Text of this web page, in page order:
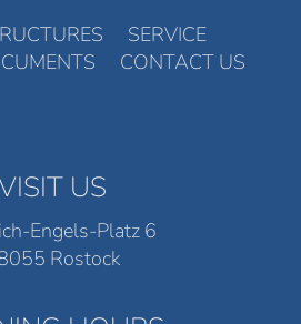
SERVICE
CONTACT US
US
Engels-Platz 6
Rostock